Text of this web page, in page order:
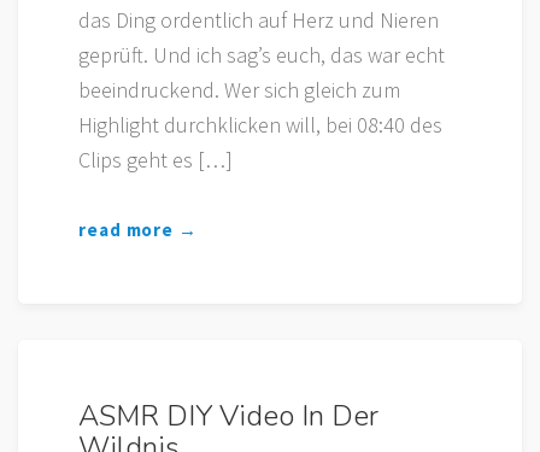
das Ding ordentlich auf Herz und Nieren
geprüft. Und ich sag’s euch, das war echt
beeindruckend. Wer sich gleich zum
Highlight durchklicken will, bei 08:40 des
Clips geht es […]
read more →
ASMR DIY Video In Der